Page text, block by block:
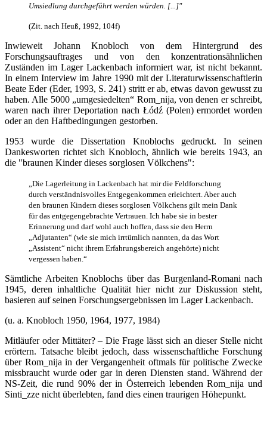
Umsiedlung durchgeführt werden würden. [...]"
(Zit. nach Heuß, 1992, 104f)
Inwieweit Johann Knobloch von dem Hintergrund des
Forschungsauftrages und von den konzentrationsähnlichen
Zuständen im Lager Lackenbach informiert war, ist nicht bekannt.
In einem Interview im Jahre 1990 mit der Literaturwissenschaftlerin
Beate Eder (Eder, 1993, S. 241) stritt er ab, etwas davon gewusst zu
haben. Alle 5000 „umgesiedelten“ Rom_nija, von denen er schreibt,
waren nach ihrer Deportation nach Łódź (Polen) ermordet worden
oder an den Haftbedingungen gestorben.
1953 wurde die Dissertation Knoblochs gedruckt. In seinen
Dankesworten richtet sich Knobloch, ähnlich wie bereits 1943, an
die "braunen Kinder dieses sorglosen Völkchens":
„Die Lagerleitung in Lackenbach hat mir die Feldforschung
durch verständnisvolles Entgegenkommen erleichtert. Aber auch
den braunen Kindern dieses sorglosen Völkchens gilt mein Dank
für das entgegengebrachte Vertrauen. Ich habe sie in bester
Erinnerung und darf wohl auch hoffen, dass sie den Herrn
„Adjutanten“ (wie sie mich irrtümlich nannten, da das Wort
„Assistent“ nicht ihrem Erfahrungsbereich angehörte) nicht
vergessen haben.“
Sämtliche Arbeiten Knoblochs über das Burgenland-Romani nach
1945, deren inhaltliche Qualität hier nicht zur Diskussion steht,
basieren auf seinen Forschungsergebnissen im Lager Lackenbach.
(u. a. Knobloch 1950, 1964, 1977, 1984)
Mitläufer oder Mittäter? – Die Frage lässt sich an dieser Stelle nicht
erörtern. Tatsache bleibt jedoch, dass wissenschaftliche Forschung
über Rom_nija in der Vergangenheit oftmals für politische Zwecke
missbraucht wurde oder gar in deren Diensten stand. Während der
NS-Zeit, die rund 90% der in Österreich lebenden Rom_nija und
Sinti_zze nicht überlebten, fand dies einen traurigen Höhepunkt.